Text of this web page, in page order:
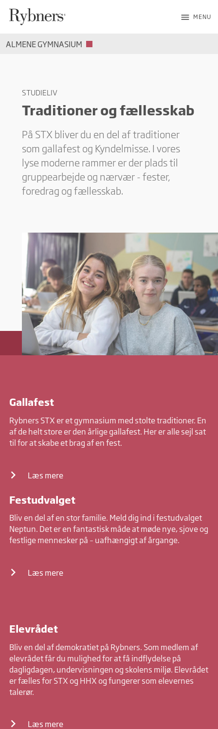
menu MENU
ALMENE GYMNASIUM
STUDIELIV
Traditioner og fællesskab
På STX bliver du en del af traditioner
som gallafest og Kyndelmisse. I vores
lyse moderne rammer er der plads til
gruppearbejde og nærvær - fester,
foredrag og fællesskab.
Gallafest
Rybners STX er et gymnasium med stolte traditioner. En
af de helt store er den årlige gallafest. Her er alle sejl sat
til for at skabe et brag af en fest.
Læs mere
Festudvalget
Bliv en del af en stor familie. Meld dig ind i festudvalget
Neptun. Det er en fantastisk måde at møde nye, sjove og
festlige mennesker på – uafhængigt af årgange.
Læs mere
Elevrådet
Bliv en del af demokratiet på Rybners. Som medlem af
elevrådet får du mulighed for at få indflydelse på
dagligdagen, undervisningen og skolens miljø. Elevrådet
er fælles for STX og HHX og fungerer som elevernes
talerør.
Læs mere